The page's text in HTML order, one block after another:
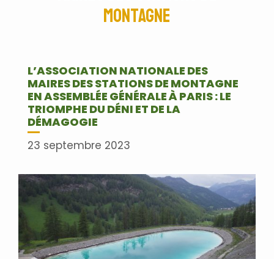
montagne
L’ASSOCIATION NATIONALE DES
MAIRES DES STATIONS DE MONTAGNE
EN ASSEMBLÉE GÉNÉRALE À PARIS : LE
TRIOMPHE DU DÉNI ET DE LA
DÉMAGOGIE
23 septembre 2023